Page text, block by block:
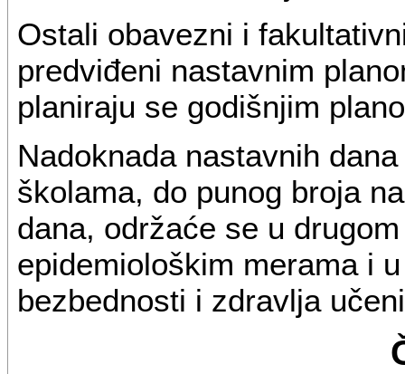
Ostali obavezni i
predviđeni nastavnim
planiraju se godišnjim
Nadoknada nastavnih
školama, do punog broja
dana, održaće se u
epidemiološkim merama i
bezbednosti i zdravlja